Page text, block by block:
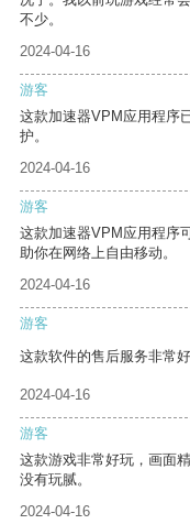
不少。
2024-04-16
游客
这款加速器VPM应用程序
护。
2024-04-16
游客
这款加速器VPM应用程序
助你在网络上自由移动。
2024-04-16
游客
这款软件的售后服务非常
2024-04-16
游客
这款游戏非常好玩，画面
没有玩腻。
2024-04-16